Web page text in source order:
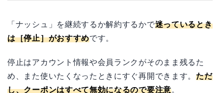
「ナッシュ」を継続するか解約するかで迷っているとき
は［停止］がおすすめです。
停止はアカウント情報や会員ランクがそのまま残るた
め、また使いたくなったときにすぐ再開できます。ただ
し、クーポンはすべて無効になるので要注意。